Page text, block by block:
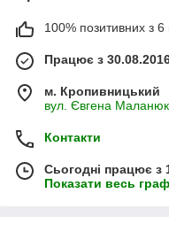
100% позитивних з 6
Працює з
м. Кропивницький
вул. Євгена
Контакти
Сьогодні працює з
Показати весь